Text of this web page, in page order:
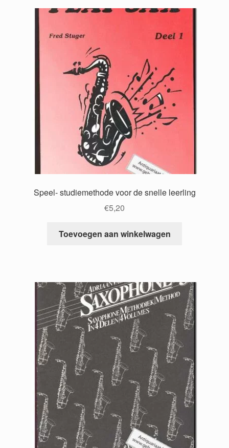
Speel- studiemethode voor de snelle leerling
€5,20
Toevoegen aan winkelwagen